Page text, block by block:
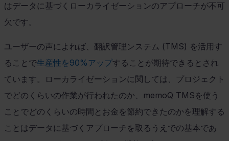
はデータに基づくローカライゼーションのアプローチが不可
欠です。
ユーザーの声によれば、翻訳管理ンステム (TMS) を活用す
ることで生産性を90%アップすることが期待できるとされ
ています。ローカライゼーションに関しては、プロジェクト
でどのくらいの作業が行われたのか、 memoQ TMSを使う
ことでどのくらいの時間とお金を節約できたのかを理解する
ことはデータに基づくアプローチを取るうえでの基本であ